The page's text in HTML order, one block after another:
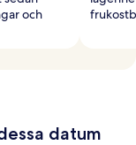
och
datum